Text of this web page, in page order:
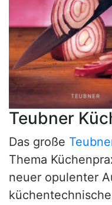
Teubner
Das große
Thema
neuer opulenter